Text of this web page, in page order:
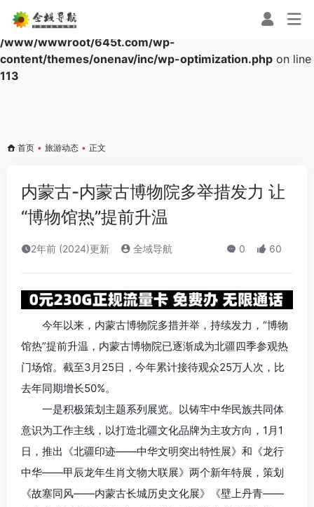
Warning: Array to string conversion in
/www/wwwroot/645t.com/wp-
content/themes/onenav/inc/wp-optimization.php on line
113
首页 • 旅游动态 • 正文
内蒙古-内蒙古博物院多举措发力 让
“博物馆热”提前升温
2年前 (2024)更新 全域导航 0 60
今年以来，内蒙古博物院多措并举，持续发力，“博物
馆热”提前升温，内蒙古博物院已逐渐成为北疆四季参观热
门场馆。截至3月25日，今年累计接待观众25万人次，比
去年同期增长50%。
一是积极策划主题系列展览。以铸牢中华民族共同体
意识为工作主线，以打造北疆文化品牌为主攻方向，1月1
日，推出《北疆印迹——中华文明突出特性展》和《龙行
中华——甲辰龙年生肖文物大联展》两个新年特展，策划
《故塞同风——内蒙古长城历史文化展》《壁上丹青——